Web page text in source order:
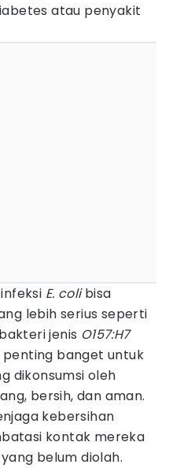
atau penyakit
E. colibisa
lebih serius seperti
jenis O157:H7
penting banget untuk
dikonsumsi oleh
bersih, dan aman.
kebersihan
kontak mereka
belum diolah.